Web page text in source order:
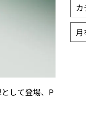
して登場、P